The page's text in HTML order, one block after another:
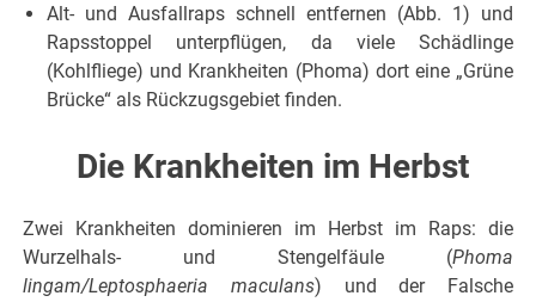
Alt- und Ausfallraps schnell entfernen (Abb. 1) und
Rapsstoppel unterpflügen, da viele Schädlinge
(Kohlfliege) und Krankheiten (Phoma) dort eine „Grüne
Brücke“ als Rückzugsgebiet finden.
Die Krankheiten im Herbst
Zwei Krankheiten dominieren im Herbst im Raps: die
Wurzelhals- und Stengelfäule (Phoma
lingam/Leptosphaeria maculans) und der Falsche